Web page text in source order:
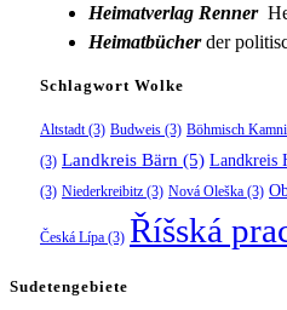
Heimatverlag Renner
Heimatbücherder
Schlagwort Wolke
Altstadt(3) Budweis (3) Böhmisch
(3) Landkreis Bärn (5) Landkreis
(3) Niederkreibitz (3) Nová Oleška (3)
Česká Lípa (3) Říšská
Sudetengebiete